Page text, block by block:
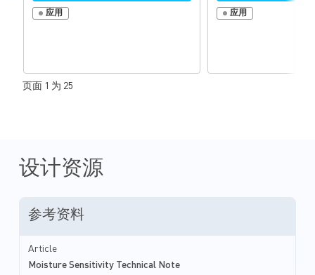
应用 应用
页面 1 为 25
设计资源
参考资料
Article
Moisture Sensitivity Technical Note